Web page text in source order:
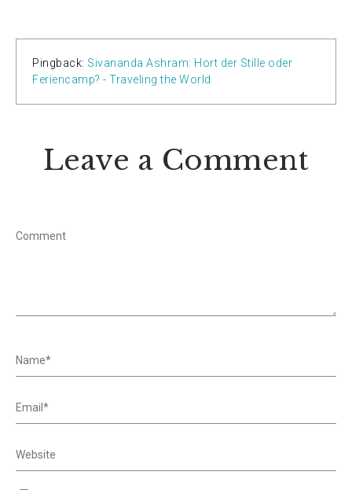
Pingback: Sivananda Ashram: Hort der Stille oder
Feriencamp? - Traveling the World
Leave a Comment